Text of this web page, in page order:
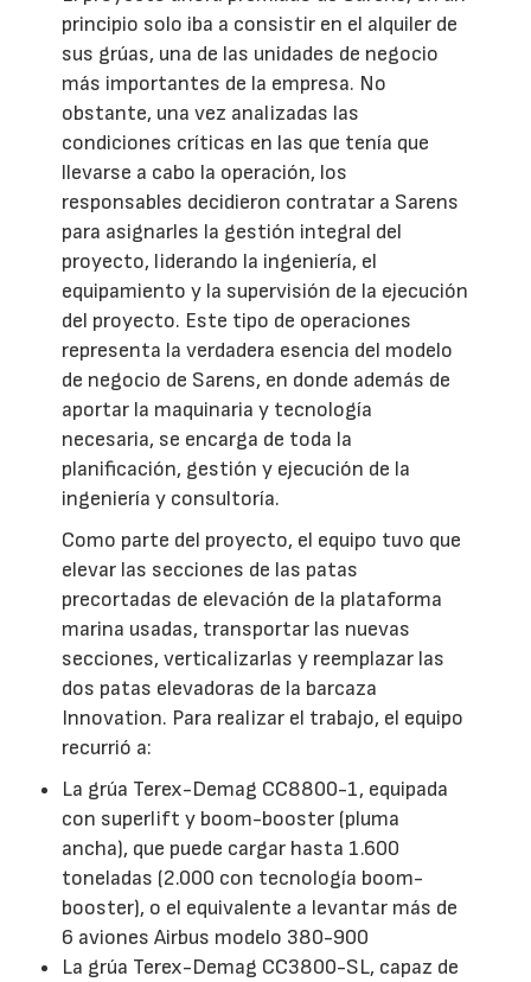
principio solo iba a consistir en el alquiler de
sus grúas, una de las unidades de negocio
más importantes de la empresa. No
obstante, una vez analizadas las
condiciones críticas en las que tenía que
llevarse a cabo la operación, los
responsables decidieron contratar a Sarens
para asignarles la gestión integral del
proyecto, liderando la ingeniería, el
equipamiento y la supervisión de la ejecución
del proyecto. Este tipo de operaciones
representa la verdadera esencia del modelo
de negocio de Sarens, en donde además de
aportar la maquinaria y tecnología
necesaria, se encarga de toda la
planificación, gestión y ejecución de la
ingeniería y consultoría.
Como parte del proyecto, el equipo tuvo que
elevar las secciones de las patas
precortadas de elevación de la plataforma
marina usadas, transportar las nuevas
secciones, verticalizarlas y reemplazar las
dos patas elevadoras de la barcaza
Innovation. Para realizar el trabajo, el equipo
recurrió a:
La grúa Terex-Demag CC8800-1, equipada
con superlift y boom-booster (pluma
ancha), que puede cargar hasta 1.600
toneladas (2.000 con tecnología boom-
booster), o el equivalente a levantar más de
6 aviones Airbus modelo 380-900
La grúa Terex-Demag CC3800-SL, capaz de